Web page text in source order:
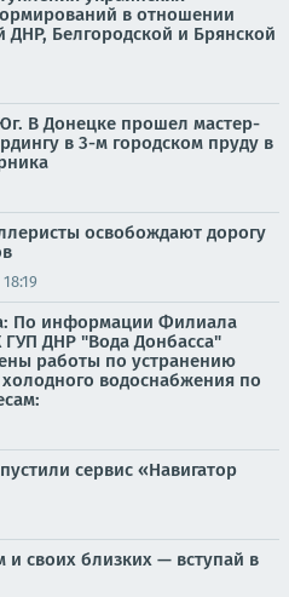
в отношении
Белгородской и Брянской
В Донецке прошел мастер-
в 3-м городском пруду в
освобождают дорогу
18:19
По информации Филиала
ДНР "Вода Донбасса"
работы по устранению
водоснабжения по
сервис «Навигатор
и своих близких — вступай в